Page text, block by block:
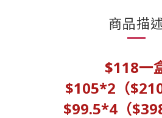
商品描
$118一
$105*2（$210
$99.5*4（